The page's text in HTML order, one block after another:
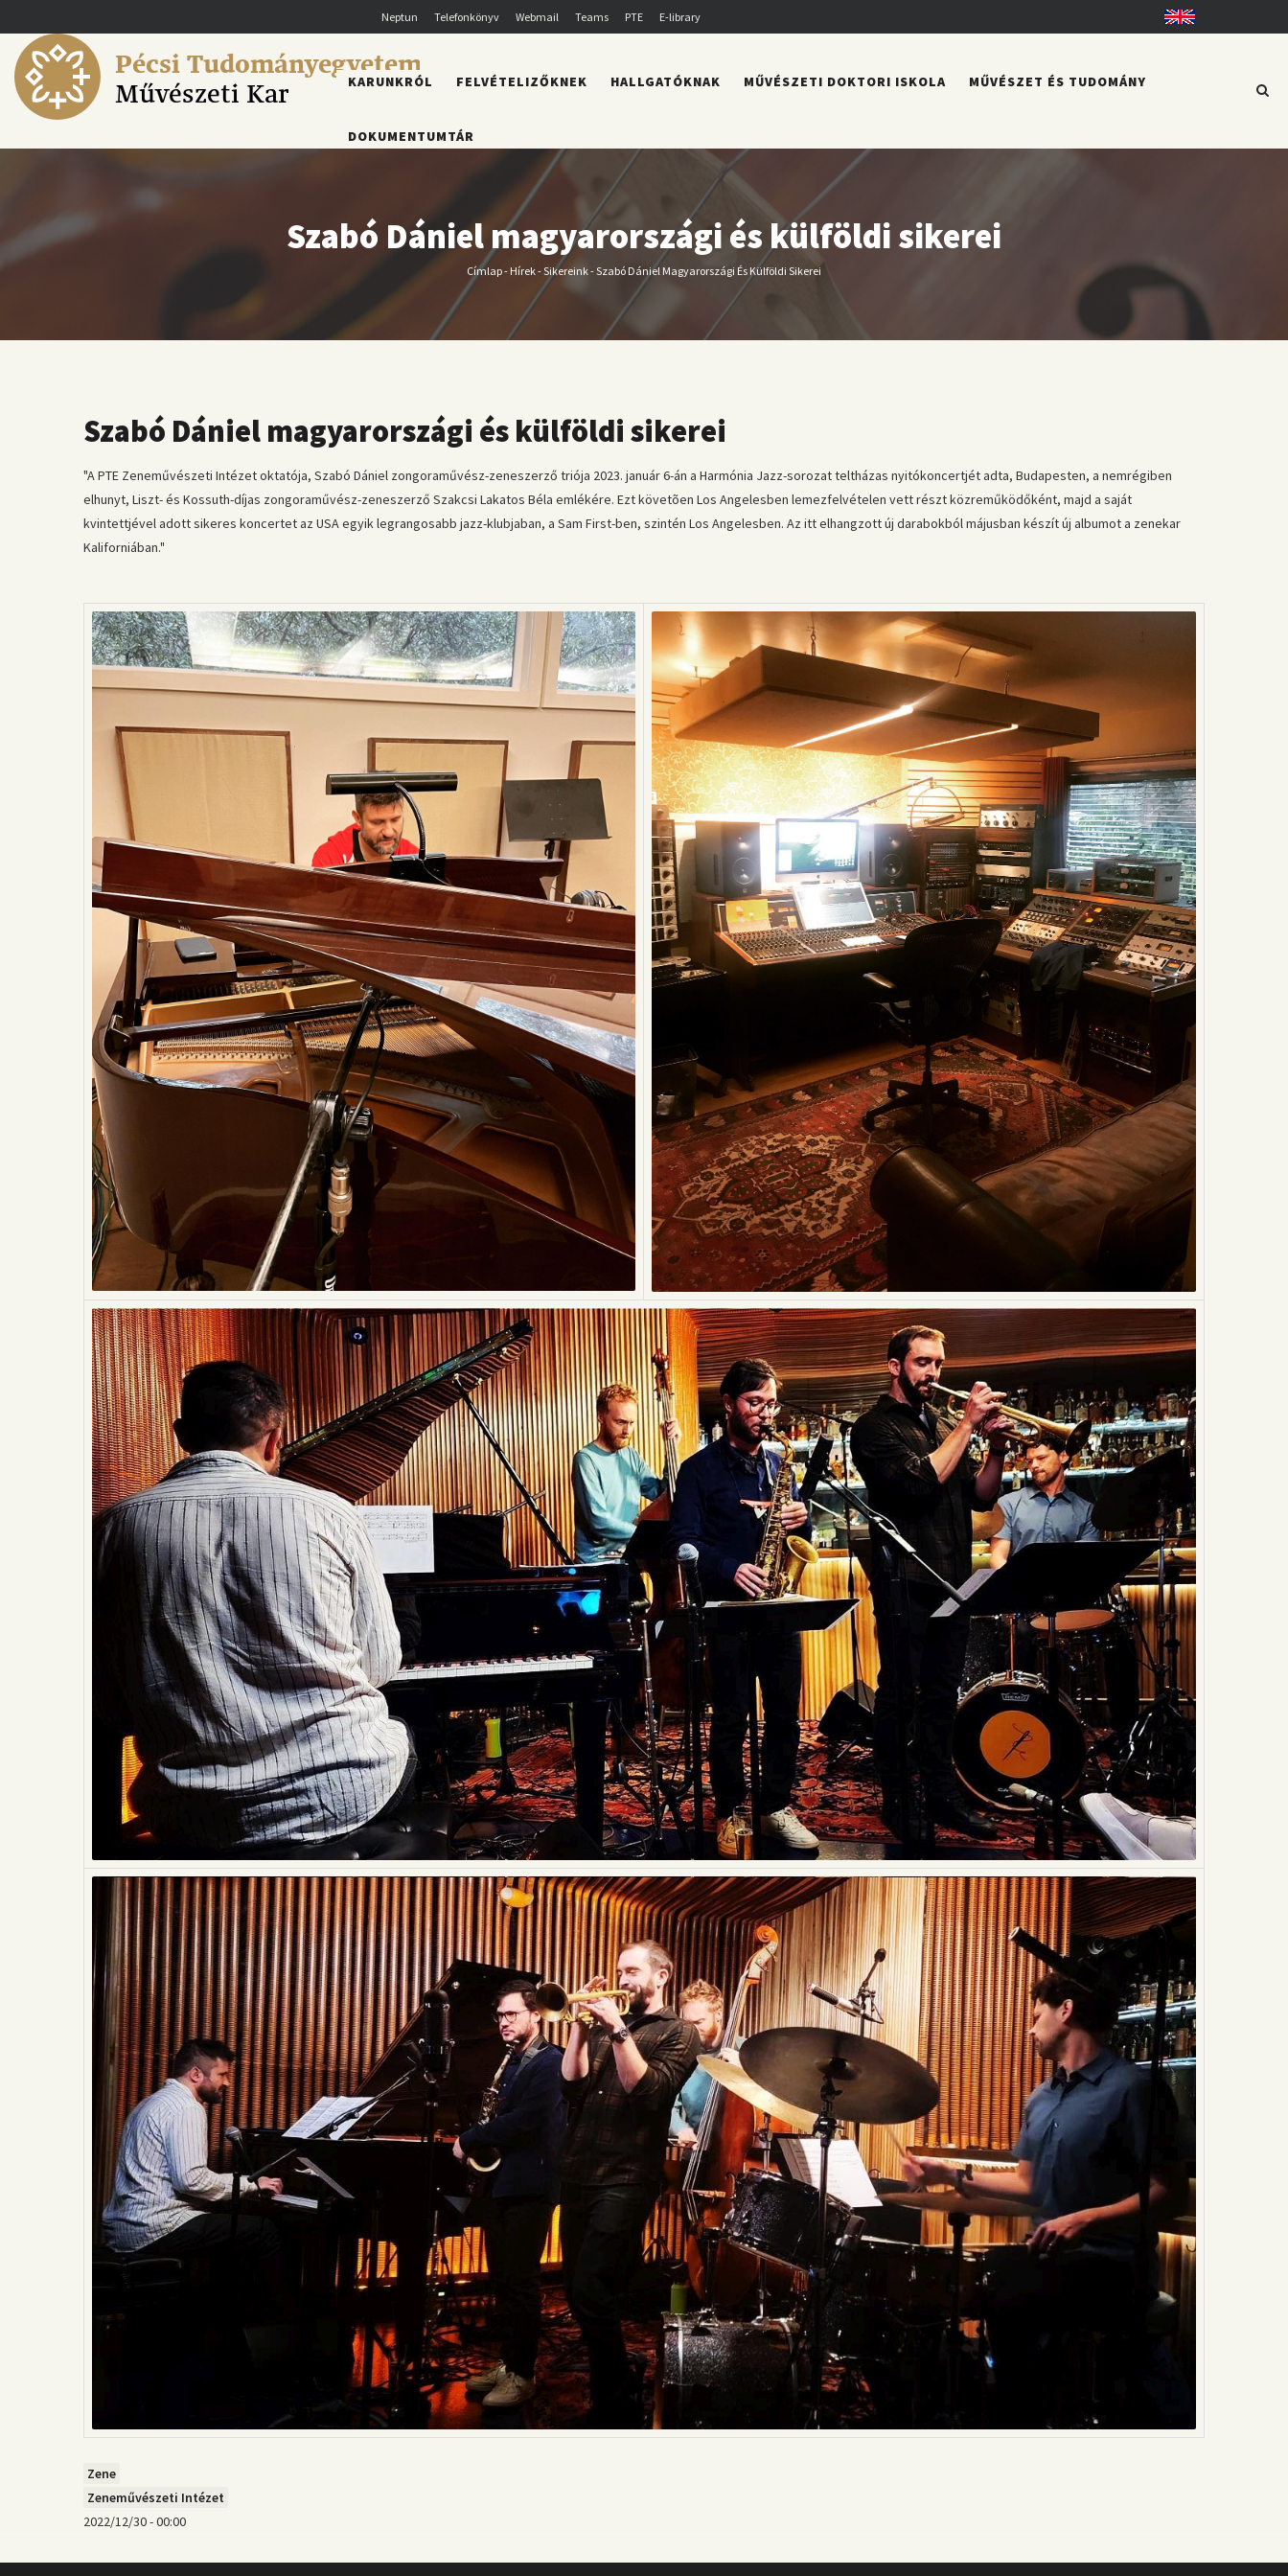
a
tartalomra
Neptun Telefonkönyv Webmail Teams PTE E-library English
Pécsi Tudományegyetem
Művészeti Kar
FŐMENÜ
KARUNKRÓL FELVÉTELIZŐKNEK HALLGATÓKNAK MŰVÉSZETI DOKTORI ISKOLA MŰVÉSZET ÉS TUDOMÁNY
DOKUMENTUMTÁR
Szabó Dániel magyarországi és külföldi sikerei
Morzsa
Címlap- Hírek-Sikereink-Szabó Dániel Magyarországi És Külföldi Sikerei
Szabó Dániel magyarországi és külföldi sikerei
"A PTE Zeneművészeti Intézet oktatója, Szabó Dániel zongoraművész-zeneszerző triója 2023. január 6-án a Harmónia Jazz-sorozat teltházas nyitókoncertjét adta, Budapesten, a nemrégiben
elhunyt, Liszt- és Kossuth-díjas zongoraművész-zeneszerző Szakcsi Lakatos Béla emlékére. Ezt követõen Los Angelesben lemezfelvételen vett részt közreműködőként, majd a saját
kvintettjével adott sikeres koncertet az USA egyik legrangosabb jazz-klubjaban, a Sam First-ben, szintén Los Angelesben. Az itt elhangzott új darabokból májusban készít új albumot a zenekar
Kaliforniában."
Zene
Zeneművészeti Intézet
2022/12/30 - 00:00